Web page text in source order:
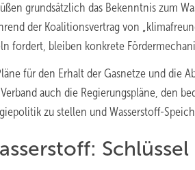
grundsätzlich das Bekenntnis zum
der Koalitionsvertrag von
fordert, bleiben konkrete
für den Erhalt der Gasnetze und die
auch die Regierungspläne, den
zu stellen und Wasserstoff-